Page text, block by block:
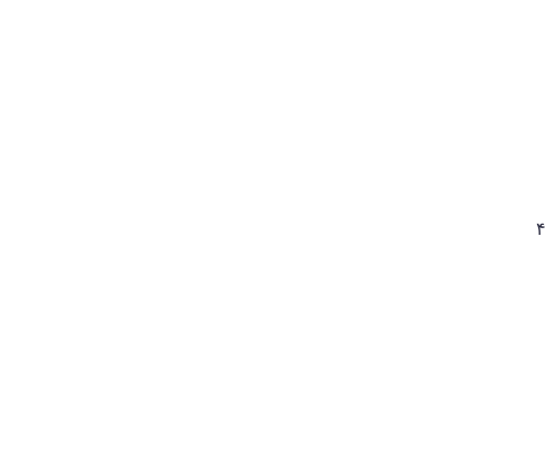
لذا علت پیشنهاد این نوع از پمپ باد قدرت بسیار بالای این پمپ بادها می باشد که موجب می شود ظرف مدت زمان ۴